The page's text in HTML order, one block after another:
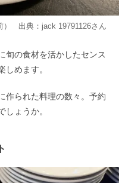
） 出典： jack 19791126さん
旬の食材を活かしたセンス
めます。
作られた料理の数々。予約
しょうか。